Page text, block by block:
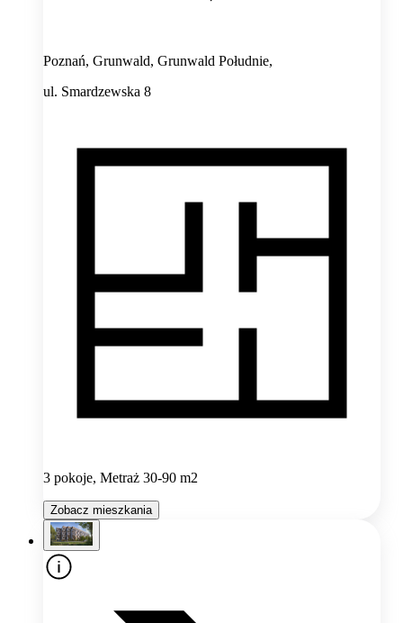
Poznań, Grunwald, Grunwald Południe,
ul. Smardzewska 8
3 pokoje, Metraż 30-90 m2
Zobacz mieszkania